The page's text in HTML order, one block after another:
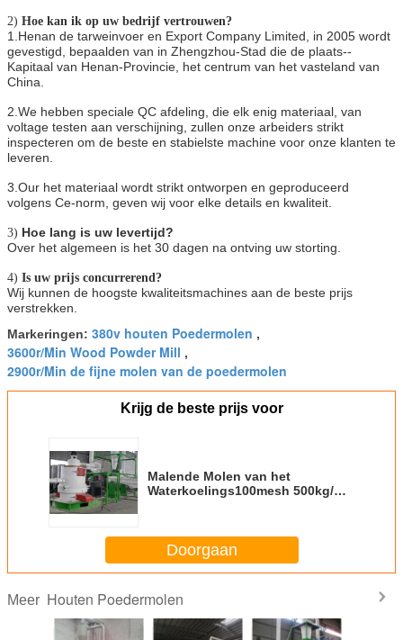
2) Hoe kan ik op uw bedrijf vertrouwen?
1.Henan de tarweinvoer en Export Company Limited, in 2005 wordt
gevestigd, bepaalden van in Zhengzhou-Stad die de plaats--
Kapitaal van Henan-Provincie, het centrum van het vasteland van
China.
2.We hebben speciale QC afdeling, die elk enig materiaal, van
voltage testen aan verschijning, zullen onze arbeiders strikt
inspecteren om de beste en stabielste machine voor onze klanten te
leveren.
3.Our het materiaal wordt strikt ontworpen en geproduceerd
volgens Ce-norm, geven wij voor elke details en kwaliteit.
3) Hoe lang is uw levertijd?
Over het algemeen is het 30 dagen na ontving uw storting.
4) Is uw prijs concurrerend?
Wij kunnen de hoogste kwaliteitsmachines aan de beste prijs
verstrekken.
Markeringen: 380v houten Poedermolen ,
3600r/Min Wood Powder Mill ,
2900r/Min de fijne molen van de poedermolen
Krijg de beste prijs voor
Malende Molen van het
Waterkoelings100mesh 500kg/H
Doorgaan
Meer Houten Poedermolen